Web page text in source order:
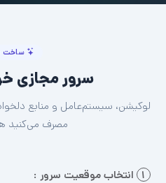
ساخت
سرور مجازی
لوکیشن، سیستم‌عامل و منابع دلخواه
مصرف می‌کنید
۱ انتخاب موقعیت سرور :